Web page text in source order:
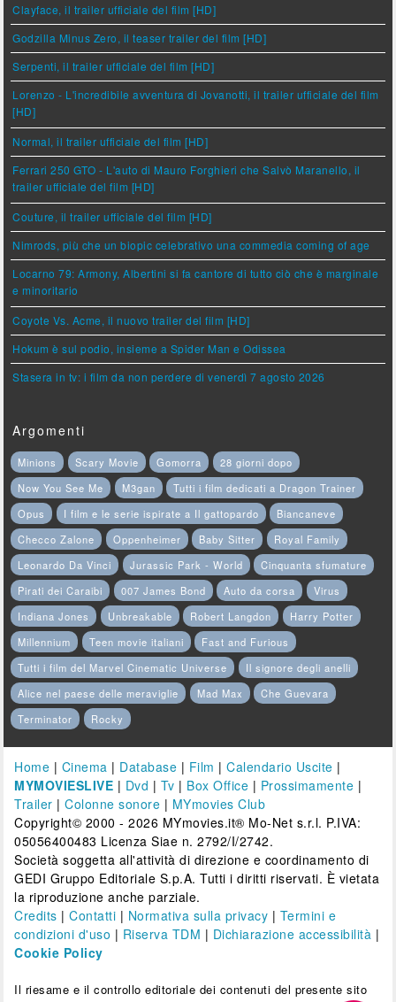
Clayface, il trailer ufficiale del film [HD]
Godzilla Minus Zero, il teaser trailer del film [HD]
Serpenti, il trailer ufficiale del film [HD]
Lorenzo - L'incredibile avventura di Jovanotti, il trailer ufficiale del film
[HD]
Normal, il trailer ufficiale del film [HD]
Ferrari 250 GTO - L'auto di Mauro Forghieri che Salvò Maranello, il
trailer ufficiale del film [HD]
Couture, il trailer ufficiale del film [HD]
Nimrods, più che un biopic celebrativo una commedia coming of age
Locarno 79: Armony, Albertini si fa cantore di tutto ciò che è marginale
e minoritario
Coyote Vs. Acme, il nuovo trailer del film [HD]
Hokum è sul podio, insieme a Spider Man e Odissea
Stasera in tv: i film da non perdere di venerdì 7 agosto 2026
Argomenti
Minions Scary Movie Gomorra
28 giorni dopo
Now You See Me
M3gan
Tutti i film dedicati a Dragon Trainer
Opus
I film e le serie ispirate a Il gattopardo
Biancaneve
Checco Zalone
Oppenheimer Baby Sitter
Royal Family
Leonardo Da Vinci
Jurassic Park - World
Cinquanta sfumature
Pirati dei Caraibi
007 James Bond Auto da corsa
Virus
Indiana Jones
Unbreakable Robert Langdon
Harry Potter
Millennium
Teen movie italiani
Fast and Furious
Tutti i film del Marvel Cinematic Universe
Il signore degli anelli
Alice nel paese delle meraviglie
Mad Max
Che Guevara
Terminator
Rocky
Home | Cinema | Database | Film |Calendario Uscite |
MYMOVIESLIVE | Dvd | Tv | Box Office | Prossimamente |
Trailer |Colonne sonore | MYmovies Club
Copyright© 2000 - 2026 MYmovies.it® Mo-Net s.r.l. P.IVA:
05056400483 Licenza Siae n. 2792/I/2742.
Società soggetta all'attività di direzione e coordinamento di
GEDI Gruppo Editoriale S.p.A. Tutti i diritti riservati. È vietata
la riproduzione anche parziale.
Credits |Contatti | Normativa sulla privacy | Termini e
condizioni d'uso | Riserva TDM | Dichiarazione accessibilità |
Cookie Policy
Il riesame e il controllo editoriale dei contenuti del presente sito